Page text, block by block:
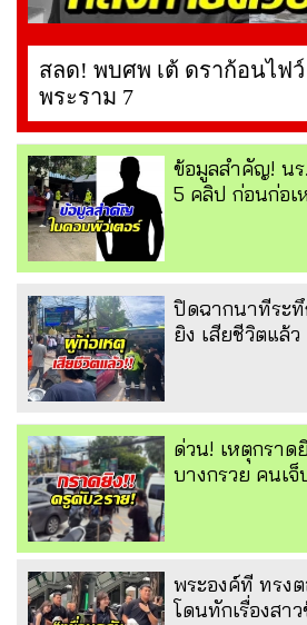
สลด! พบศพ เต้ ดราก้อนไฟ
พระราม 7
ข้อมูลสำคัญ! น
5 คลิป ก่อนก่อเ
ปิดฉากนาทีระทึ
ยิง เสียชีวิตแล้ว
ด่วน! เหตุกราด
บางกรวย คนเจ็
พระองค์ที ทรง
โดนทักเรื่องสา